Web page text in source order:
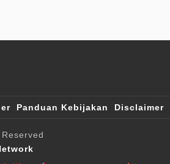
Panduan Kebijakan Disclaimer